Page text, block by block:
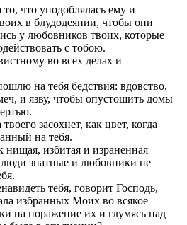
то, что уподоблялась ему и
в блудодеянии, чтобы они
у любовников твоих, которые
с тобою.
во всех делах и
на тебя бедствия: вдовство,
и язву, чтобы опустошить домы
засохнет, как цвет, когда
на тебя.
избитая и израненная
знатные и любовники не
тебя, говорит Господь,
избранных Моих во всякое
на поражение их и глумясь над